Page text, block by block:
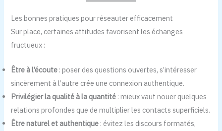
Les bonnes pratiques pour réseauter efficacement
Sur place, certaines attitudes favorisent les échanges
fructueux :
Être à l’écoute : poser des questions ouvertes, s’intéresser
sincèrement à l’autre crée une connexion authentique.
Privilégier la qualité à la quantité : mieux vaut nouer quelques
relations profondes que de multiplier les contacts superficiels.
Être naturel et authentique : évitez les discours formatés,